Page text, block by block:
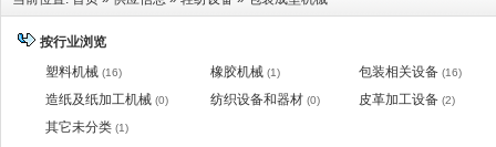
按行业浏览
塑料机械 (16) 橡胶机械 (1) 包装相关设备 (16)
造纸及纸加工机械 (0) 纺织设备和器材 (0) 皮革加工设备 (2)
其它未分类 (1)